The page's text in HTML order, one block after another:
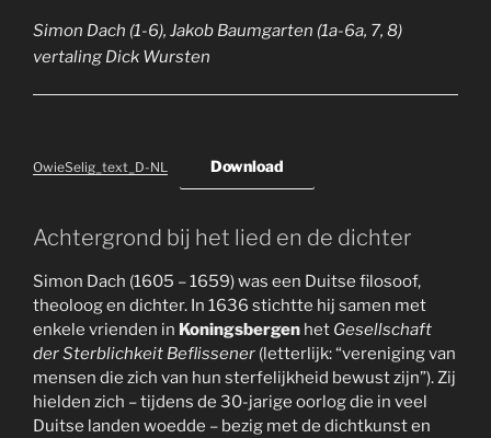
Simon Dach (1-6), Jakob Baumgarten (1a-6a, 7, 8)
vertaling Dick Wursten
OwieSelig_text_D-NL Download
Achtergrond bij het lied en de dichter
Simon Dach (1605 – 1659) was een Duitse filosoof,
theoloog en dichter. In 1636 stichtte hij samen met
enkele vrienden in Koningsbergen het Gesellschaft
der Sterblichkeit Beflissener (letterlijk: “vereniging van
mensen die zich van hun sterfelijkheid bewust zijn”). Zij
hielden zich – tijdens de 30-jarige oorlog die in veel
Duitse landen woedde – bezig met de dichtkunst en